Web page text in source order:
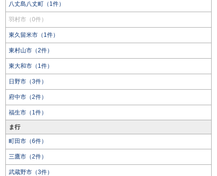
八丈島八丈町（1件）
羽村市（0件）
東久留米市（1件）
東村山市（2件）
東大和市（1件）
日野市（3件）
府中市（2件）
福生市（1件）
ま行
町田市（6件）
三鷹市（2件）
武蔵野市（3件）